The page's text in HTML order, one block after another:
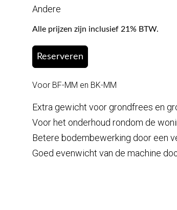
Andere
Alle prijzen zijn inclusief 21% BTW.
Reserveren
Voor BF-MM en BK-MM
Extra gewicht voor grondfrees en
Voor het onderhoud rondom de
Betere bodembewerking door een
Goed evenwicht van de machine